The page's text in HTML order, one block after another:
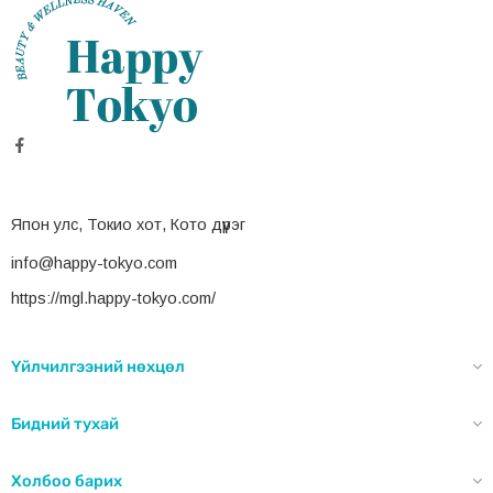
Япон улс, Токио хот, Кото дүүрэг
info@happy-tokyo.com
https://mgl.happy-tokyo.com/
Үйлчилгээний нөхцөл
Бидний тухай
Холбоо барих